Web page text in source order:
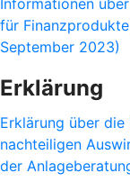
Informationen
für
September 2023)
Erklärung
Erklärung über
nachteiligen
der